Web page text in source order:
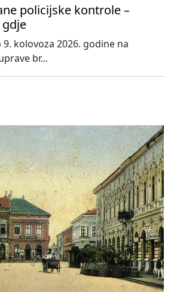
policijske kontrole –
kolovoza 2026. godine na
br...